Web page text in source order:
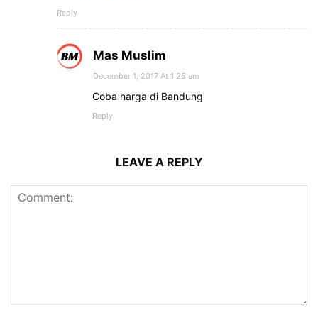
Reply
Mas Muslim
December 1, 2017 At 1:25 am
Coba harga di Bandung
Reply
LEAVE A REPLY